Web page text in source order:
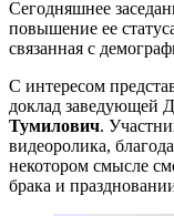
Сегодняшнее
повышение ее
связанная с
С интересом
доклад заведующей
Тумилович.
видеоролика,
некотором смысле
брака и